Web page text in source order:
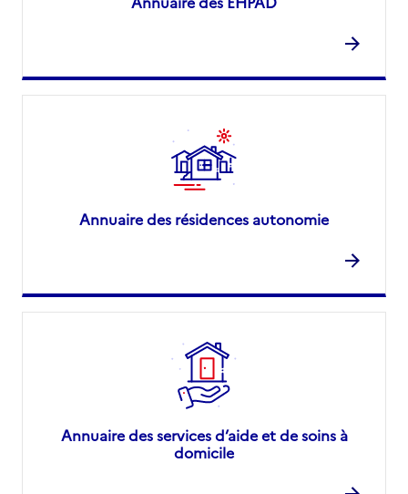
Annuaire des résidences autonomie
Annuaire des services d’aide et de soins à
domicile